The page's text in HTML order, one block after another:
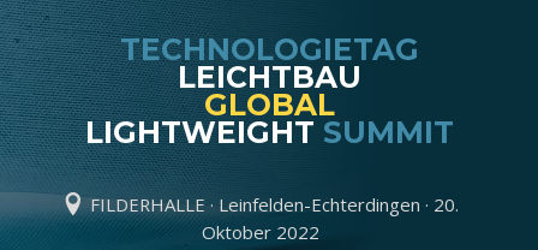
TECHNOLOGIETAG
LEICHTBAU
GLOBAL
LIGHTWEIGHT SUMMIT
FILDERHALLE · Leinfelden-Echterdingen · 20.
Oktober 2022